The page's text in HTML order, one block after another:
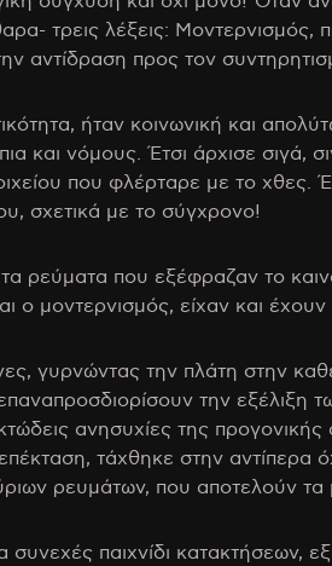
τρεις λέξεις:
αντίδραση προς τον
ήταν κοινωνική και
και νόμους. Έτσι άρχισε σιγά,
που φλέρταρε με το χθες.
σχετικά με το σύγχρονο!
τα ρεύματα που εξέφραζαν το
ο μοντερνισμός, είχαν και
γυρνώντας την πλάτη στην
την
ανησυχίες της
επέκταση, τάχθηκε στην
ρευμάτων, που αποτελούν
παιχνίδι κατακτήσεων,